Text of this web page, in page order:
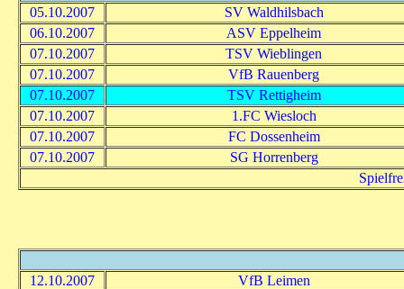
05.10.2007
SV Waldhilsbach
06.10.2007
ASV Eppelheim
07.10.2007
TSV Wieblingen
07.10.2007
VfB Rauenberg
07.10.2007
TSV Rettigheim
07.10.2007
1.FC Wiesloch
07.10.2007
FC Dossenheim
07.10.2007
SG Horrenberg
12.10.2007
VfB Leimen